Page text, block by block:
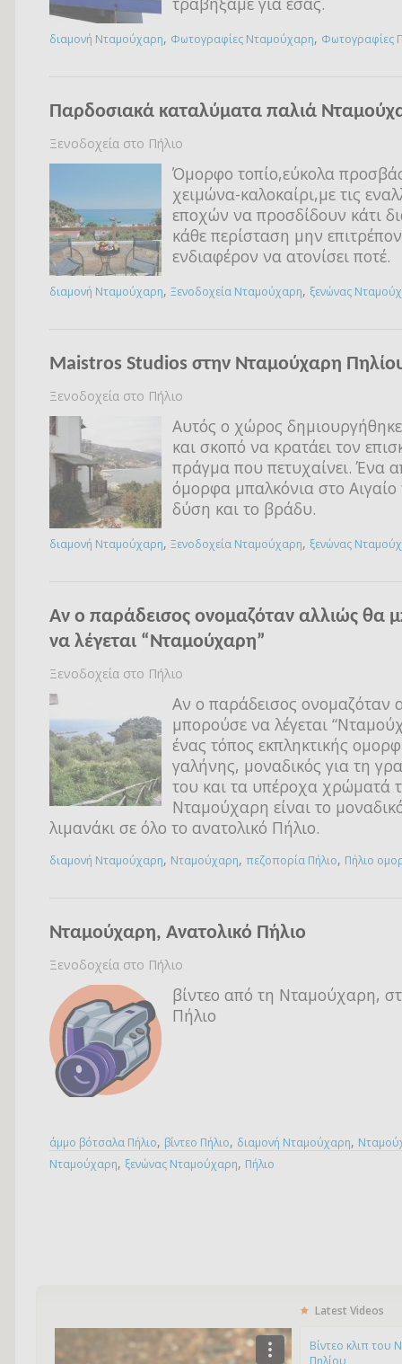
διαμονή Νταμούχαρη, Φωτογραφίες Νταμούχαρη, Φωτογραφίες
Παρδοσιακά καταλύματα παλιά
Ξενοδοχεία στο Πήλιο
Όμορφο τοπίο,εύκολα
χειμώνα-καλοκαίρι,με τις
εποχών να προσδίδουν κάτι
κάθε περίσταση μην
ενδιαφέρον να ατονίσει ποτέ.
διαμονή Νταμούχαρη, Ξενοδοχεία Νταμούχαρη, ξενώνας
Maistros Studios στην Νταμούχαρη
Ξενοδοχεία στο Πήλιο
Αυτός ο χώρος
και σκοπό να κρατάει τον
πράγμα που πετυχαίνει. Ένα
όμορφα μπαλκόνια στο
δύση και το βράδυ.
διαμονή Νταμούχαρη, Ξενοδοχεία Νταμούχαρη, ξενώνας
Αν ο παράδεισος ονομαζόταν αλλιώς θα
να λέγεται “Νταμούχαρη”
Ξενοδοχεία στο Πήλιο
Αν ο παράδεισος ονομαζόταν
μπορούσε να λέγεται
ένας τόπος εκπληκτικής
γαλήνης, μοναδικός για τη
του και τα υπέροχα χρώματά
Νταμούχαρη είναι το
λιμανάκι σε όλο το ανατολικό Πήλιο.
διαμονή Νταμούχαρη, Νταμούχαρη, πεζοπορία Πήλιο, Πήλιο
Νταμούχαρη, Ανατολικό Πήλιο
Ξενοδοχεία στο Πήλιο
βίντεο από τη Νταμούχαρη,
Πήλιο
άμμο βότσαλα Πήλιο, βίντεο Πήλιο, διαμονή Νταμούχαρη,
Νταμούχαρη, ξενώνας Νταμούχαρη, Πήλιο
Latest Videos
Bίντεο κλιπ του
Πηλίου